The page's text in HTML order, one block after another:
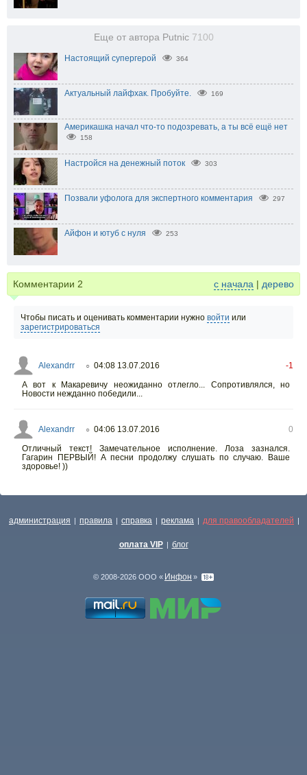
Еще от автора Putnic 7100
Настоящий супергерой 364
Актуальный лайфхак. Пробуйте. 169
Америкашка начал что-то подозревать, а ты всё ещё нет
158
Настройся на денежный поток 303
Позвали уфолога для экспертного комментария 297
Айфон и ютуб с нуля 253
Комментарии 2 с начала | дерево
Чтобы писать и оценивать комментарии нужно войти или
зарегистрироваться
Alexandrr ○ 04:08 13.07.2016
-1
А вот к Макаревичу неожиданно отлегло... Сопротивлялся, но
Новости нежданно победили...
Alexandrr ○ 04:06 13.07.2016
0
Отличный текст! Замечательное исполнение. Лоза зазнался.
Гагарин ПЕРВЫЙ! А песни продолжу слушать по случаю. Ваше
здоровье! ))
администрация | правила | справка | реклама | для правообладателей |
оплата VIP | блог
© 2008-2026 ООО « Инфон »